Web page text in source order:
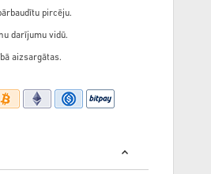
pircēju.
darījumu vidū.
aizsargātas.